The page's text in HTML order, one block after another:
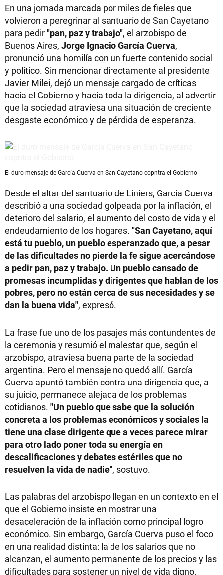
En una jornada marcada por miles de fieles que
volvieron a peregrinar al santuario de San Cayetano
para pedir"pan, paz y trabajo", el arzobispo de
Buenos Aires, Jorge Ignacio García Cuerva,
pronunció una homilía con un fuerte contenido social
y político. Sin mencionar directamente al presidente
Javier Milei, dejó un mensaje cargado de críticas
hacia el Gobierno y hacia toda la dirigencia, al advertir
que la sociedad atraviesa una situación de creciente
desgaste económico y de pérdida de esperanza.
El duro mensaje de García Cuerva en San Cayetano copntra el Gobierno
Desde el altar del santuario de Liniers, García Cuerva
describió a una sociedad golpeada por la inflación, el
deterioro del salario, el aumento del costo de vida y el
endeudamiento de los hogares. "San Cayetano, aquí
está tu pueblo, un pueblo esperanzado que, a pesar
de las dificultades no pierde la fe sigue acercándose
a pedir pan, paz y trabajo. Un pueblo cansado de
promesas incumplidas y dirigentes que hablan de los
pobres, pero no están cerca de sus necesidades y se
dan la buena vida", expresó.
La frase fue uno de los pasajes más contundentes de
la ceremonia y resumió el malestar que, según el
arzobispo, atraviesa buena parte de la sociedad
argentina. Pero el mensaje no quedó allí. García
Cuerva apuntó también contra una dirigencia que, a
su juicio, permanece alejada de los problemas
cotidianos. "Un pueblo que sabe que la solución
concreta a los problemas económicos y sociales la
tiene una clase dirigente que a veces parece mirar
para otro lado poner toda su energía en
descalificaciones y debates estériles que no
resuelven la vida de nadie", sostuvo.
Las palabras del arzobispo llegan en un contexto en el
que el Gobierno insiste en mostrar una
desaceleración de la inflación como principal logro
económico. Sin embargo, García Cuerva puso el foco
en una realidad distinta: la de los salarios que no
alcanzan, el aumento permanente de los precios y las
dificultades para sostener un nivel de vida digno.